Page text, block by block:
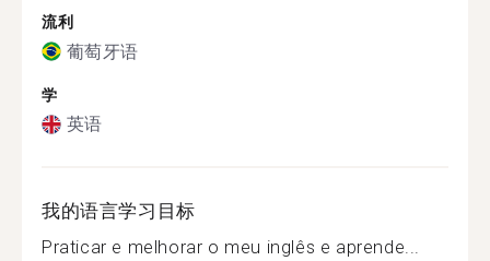
流利
葡萄牙语
学
英语
我的语言学习目标
Praticar e melhorar o meu inglês e aprende...